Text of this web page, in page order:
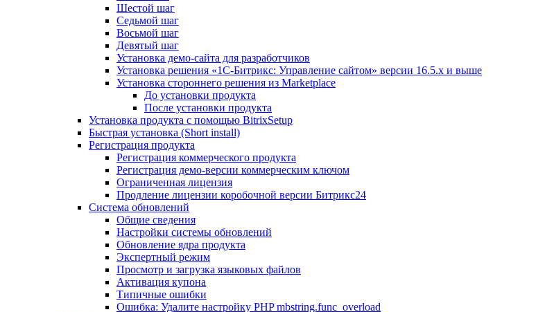
Шестой шаг
Седьмой шаг
Восьмой шаг
Девятый шаг
Установка демо-сайта для разработчиков
Установка решения «1C-Битрикс: Управление сайтом» версии 16.5.х и выше
Установка стороннего решения из Marketplace
До установки продукта
После установки продукта
Установка продукта с помощью BitrixSetup
Быстрая установка (Short install)
Регистрация продукта
Регистрация коммерческого продукта
Регистрация демо-версии коммерческим ключом
Ограниченная лицензия
Продление лицензии коробочной версии Битрикс24
Система обновлений
Общие сведения
Настройки системы обновлений
Обновление ядра продукта
Экспертный режим
Просмотр и загрузка языковых файлов
Активация купона
Типичные ошибки
Ошибка: Удалите настройку PHP mbstring.func_overload